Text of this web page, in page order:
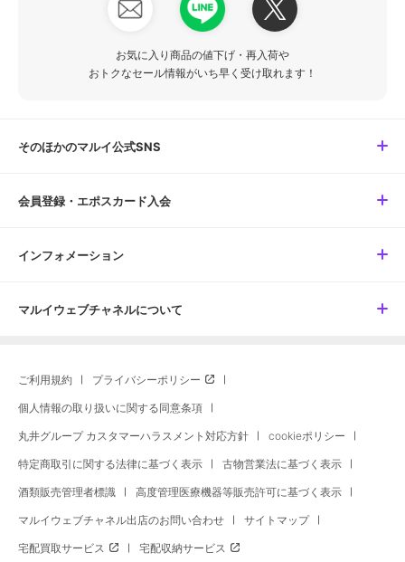
お気に入り商品の値下げ・再入荷や
おトクなセール情報がいち早く受け取れます！
そのほかのマルイ公式SNS
会員登録・エポスカード入会
インフォメーション
マルイウェブチャネルについて
ご利用規約 プライバシーポリシー
個人情報の取り扱いに関する同意条項
丸井グループ カスタマーハラスメント対応方針 cookieポリシー
特定商取引に関する法律に基づく表示 古物営業法に基づく表示
酒類販売管理者標識 高度管理医療機器等販売許可に基づく表示
マルイウェブチャネル出店のお問い合わせ サイトマップ
宅配買取サービス 宅配収納サービス